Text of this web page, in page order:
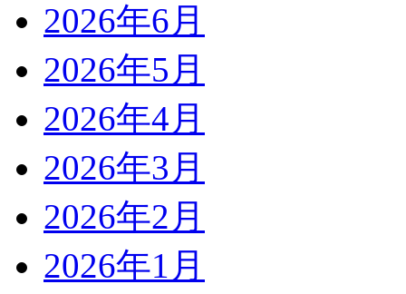
2026年6月
2026年5月
2026年4月
2026年3月
2026年2月
2026年1月